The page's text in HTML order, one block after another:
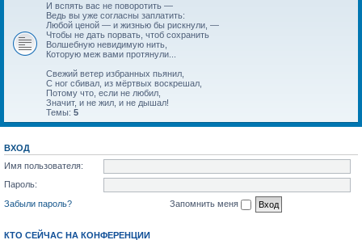
И вспять вас не поворотить —
Ведь вы уже согласны заплатить:
Любой ценой — и жизнью бы рискнули, —
Чтобы не дать порвать, чтоб сохранить
Волшебную невидимую нить,
Которую меж вами протянули...
Свежий ветер избранных пьянил,
С ног сбивал, из мёртвых воскрешал,
Потому что, если не любил,
Значит, и не жил, и не дышал!
Темы: 5
ВХОД
Имя пользователя:
Пароль:
Забыли пароль?
Запомнить меня
КТО СЕЙЧАС НА КОНФЕРЕНЦИИ